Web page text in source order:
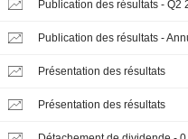
Présentation des résultats
Présentation des résultats